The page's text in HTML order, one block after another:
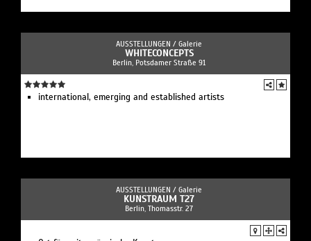
AUSSTELLUNGEN / Galerie
WHITECONCEPTS
Berlin, Potsdamer Straße 91
international, emerging and established artists
AUSSTELLUNGEN / Galerie
KUNSTRAUM T27
Berlin, Thomasstr. 27